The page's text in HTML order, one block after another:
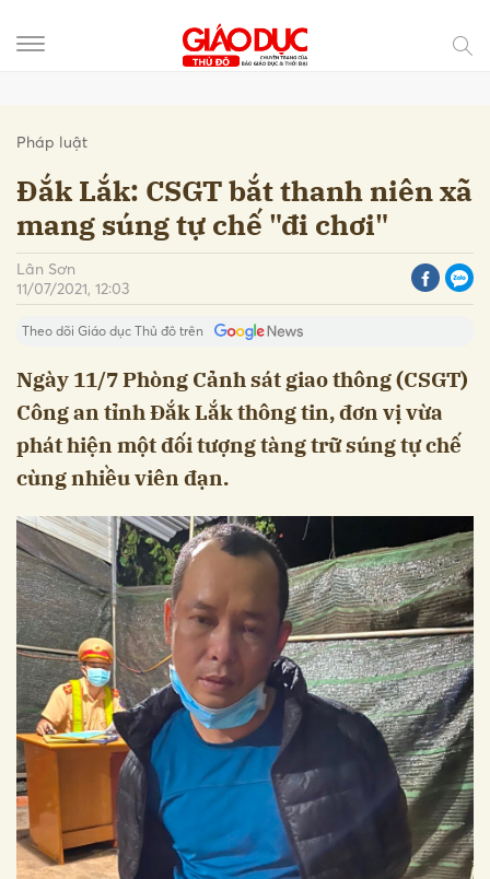
Pháp luật
Đắk Lắk: CSGT bắt thanh niên xã
mang súng tự chế "đi chơi"
Lân Sơn
11/07/2021, 12:03
Theo dõi Giáo dục Thủ đô trên
Ngày 11/7 Phòng Cảnh sát giao thông (CSGT)
Công an tỉnh Đắk Lắk thông tin, đơn vị vừa
phát hiện một đối tượng tàng trữ súng tự chế
cùng nhiều viên đạn.
Hủy Gửi